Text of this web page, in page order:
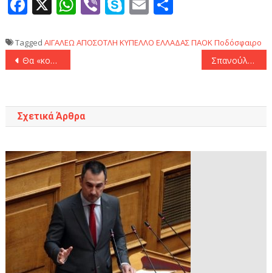
Tagged ΑΙΓΑΛΕΩΑΠΟΣΟΤΛΗ ΚΥΠΕΛΛΟ ΕΛΛΑΔΑΣΠΑΟΚΠοδόσφαιρο
Πλοήγηση
Θα «κοχλάζει» το ΣΕΦ με Παρί Σπανούλης: «Όλοι ξέρουν τι σημαίνει Ολυμπιακός!»
Σχετικά Άρθρα